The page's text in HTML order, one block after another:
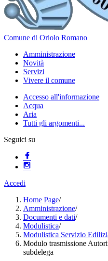
Comune di Oriolo Romano
Amministrazione
Novità
Servizi
Vivere il comune
Accesso all'informazione
Acqua
Aria
Tutti gli argomenti...
Seguici su
Accedi
Home Page/
Amministrazione/
Documenti e dati/
Modulistica/
Modulistica Servizio
Modulo trasmissione
subdelega